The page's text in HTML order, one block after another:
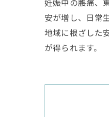
妊娠中の腰痛、
安が増し、日常
地域に根ざした
が得られます。